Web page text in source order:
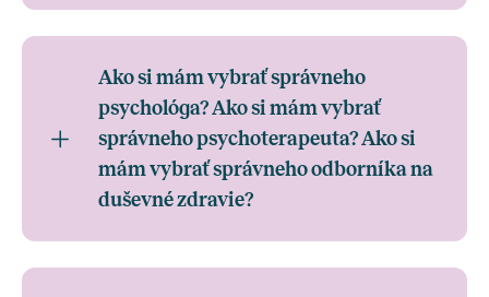
Ako si mám vybrať správneho
psychológa? Ako si mám vybrať
správneho psychoterapeuta? Ako si
mám vybrať správneho odborníka na
duševné zdravie?